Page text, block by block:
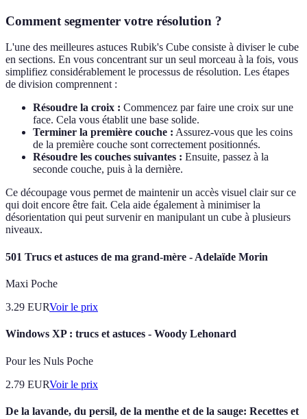
Comment segmenter votre résolution ?
L'une des meilleures astuces Rubik's Cube consiste à diviser le cube
en sections. En vous concentrant sur un seul morceau à la fois, vous
simplifiez considérablement le processus de résolution. Les étapes
de division comprennent :
Résoudre la croix : Commencez par faire une croix sur une
face. Cela vous établit une base solide.
Terminer la première couche : Assurez-vous que les coins
de la première couche sont correctement positionnés.
Résoudre les couches suivantes : Ensuite, passez à la
seconde couche, puis à la dernière.
Ce découpage vous permet de maintenir un accès visuel clair sur ce
qui doit encore être fait. Cela aide également à minimiser la
désorientation qui peut survenir en manipulant un cube à plusieurs
niveaux.
501 Trucs et astuces de ma grand-mère - Adelaïde Morin
Maxi Poche
3.29 EURVoir le prix
Windows XP : trucs et astuces - Woody Lehonard
Pour les Nuls Poche
2.79 EURVoir le prix
De la lavande, du persil, de la menthe et de la sauge: Recettes et